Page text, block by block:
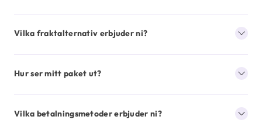
Vilka fraktalternativ erbjuder ni?
Hur ser mitt paket ut?
Vilka betalningsmetoder erbjuder ni?